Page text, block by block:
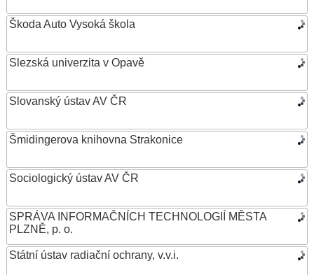
Škoda Auto Vysoká škola
Slezská univerzita v Opavě
Slovanský ústav AV ČR
Šmidingerova knihovna Strakonice
Sociologický ústav AV ČR
SPRÁVA INFORMAČNÍCH TECHNOLOGIÍ MĚSTA
PLZNĚ, p. o.
Státní ústav radiační ochrany, v.v.i.